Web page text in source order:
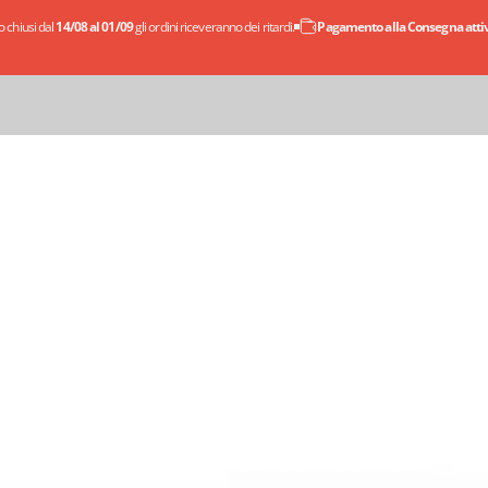
chiusi dal14/08 al 01/09gli ordini riceveranno dei ritardi. Pagamento alla Consegna